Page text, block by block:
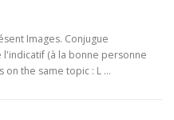
Images. Conjugue
(à la bonne personne
on the same topic : L …